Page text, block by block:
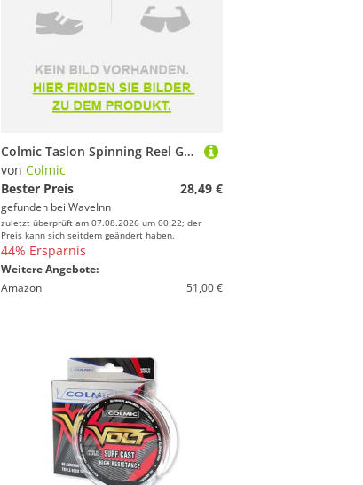
Colmic Taslon Spinning Reel Golden 3000
von Colmic
Bester Preis
28,49 €
gefunden bei WaveInn
zuletzt überprüft am 07.08.2026 um 00:22; der
Preis kann sich seitdem geändert haben.
44% Ersparnis
Weitere Angebote:
Amazon
51,00 €